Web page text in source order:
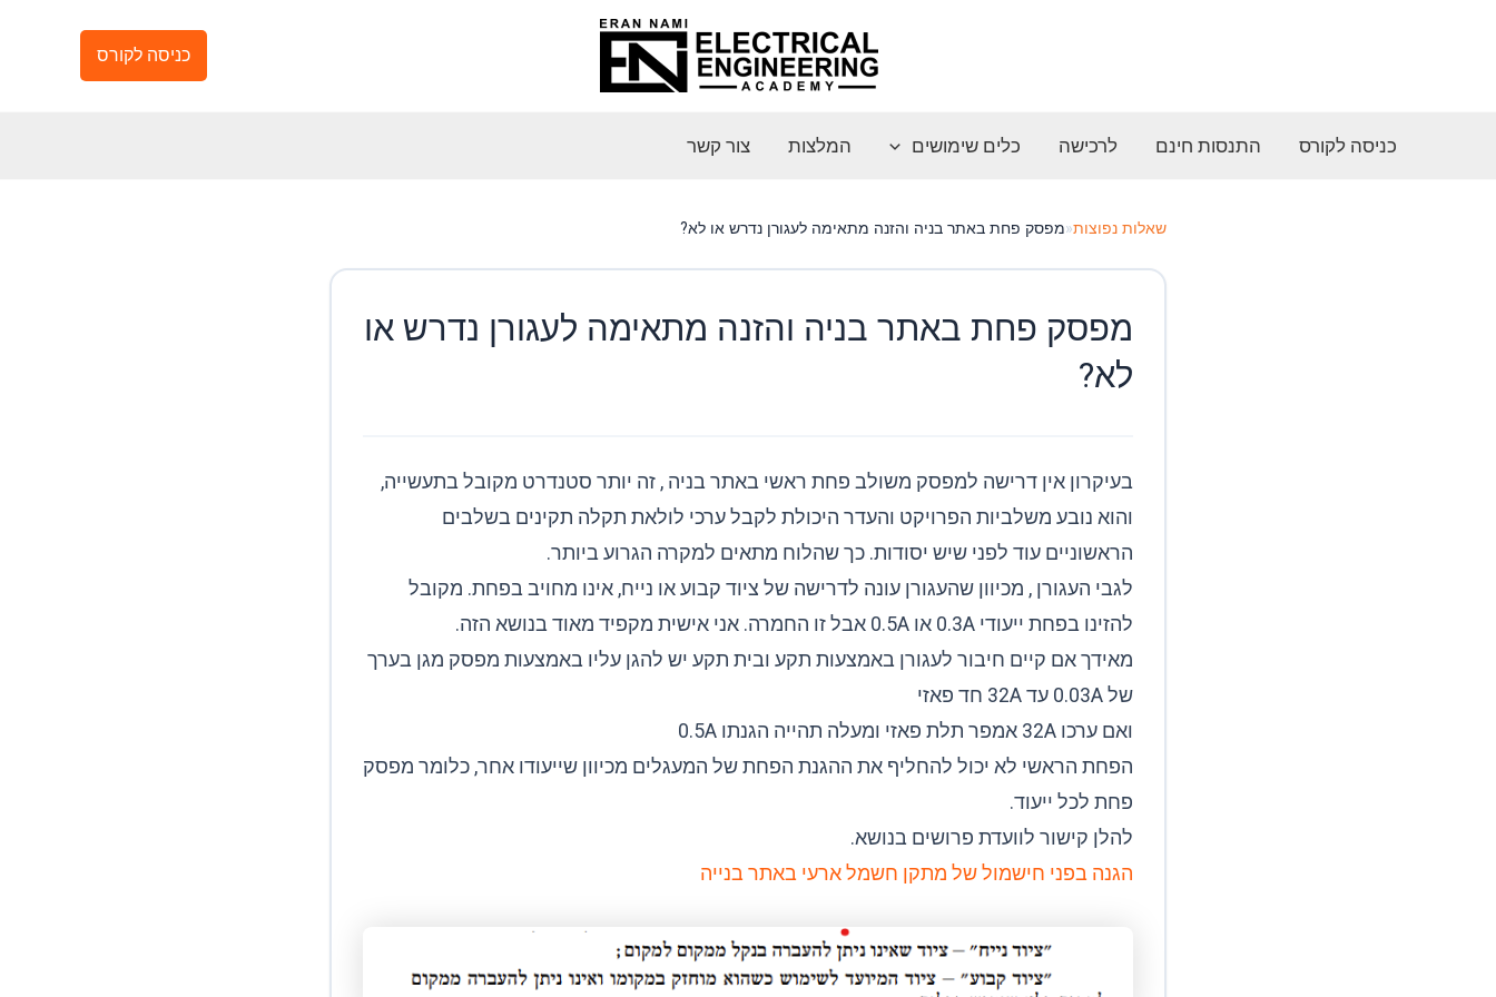
כניסה לקורס
כניסה לקורס התנסות חינם לרכישה כלים שימושים המלצות צור קשר
שאלות נפוצות«מפסק פחת באתר בניה והזנה מתאימה לעגורן נדרש או לא?
מפסק פחת באתר בניה והזנה מתאימה לעגורן נדרש או
לא?
בעיקרון אין דרישה למפסק משולב פחת ראשי באתר בניה , זה יותר סטנדרט מקובל בתעשייה,
והוא נובע משלביות הפרויקט והעדר היכולת לקבל ערכי לולאת תקלה תקינים בשלבים
הראשוניים עוד לפני שיש יסודות. כך שהלוח מתאים למקרה הגרוע ביותר.
לגבי העגורן , מכיוון שהעגורן עונה לדרישה של ציוד קבוע או נייח, אינו מחויב בפחת. מקובל
להזינו בפחת ייעודי 0.3A או 0.5A אבל זו החמרה. אני אישית מקפיד מאוד בנושא הזה.
מאידך אם קיים חיבור לעגורן באמצעות תקע ובית תקע יש להגן עליו באמצעות מפסק מגן בערך
של 0.03A עד 32A חד פאזי
ואם ערכו 32A אמפר תלת פאזי ומעלה תהייה הגנתו 0.5A
הפחת הראשי לא יכול להחליף את ההגנת הפחת של המעגלים מכיוון שייעודו אחר, כלומר מפסק
פחת לכל ייעוד.
להלן קישור לוועדת פרושים בנושא.
הגנה בפני חישמול של מתקן חשמל ארעי באתר בנייה